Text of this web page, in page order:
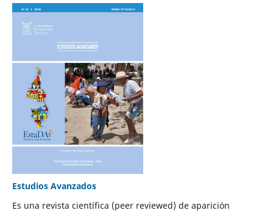
Estudios Avanzados
Es una revista científica (peer reviewed) de aparición